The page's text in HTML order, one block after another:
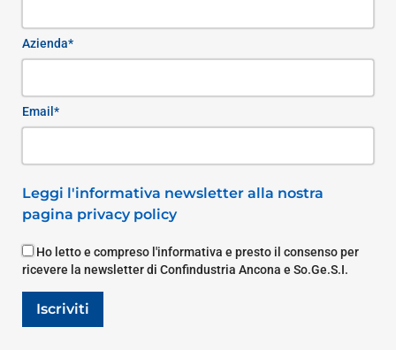
Azienda*
Email*
Leggi l'informativa newsletter alla nostra
pagina privacy policy
Ho letto e compreso l'informativa e presto il consenso per
ricevere la newsletter di Confindustria Ancona e So.Ge.S.I.
Iscriviti